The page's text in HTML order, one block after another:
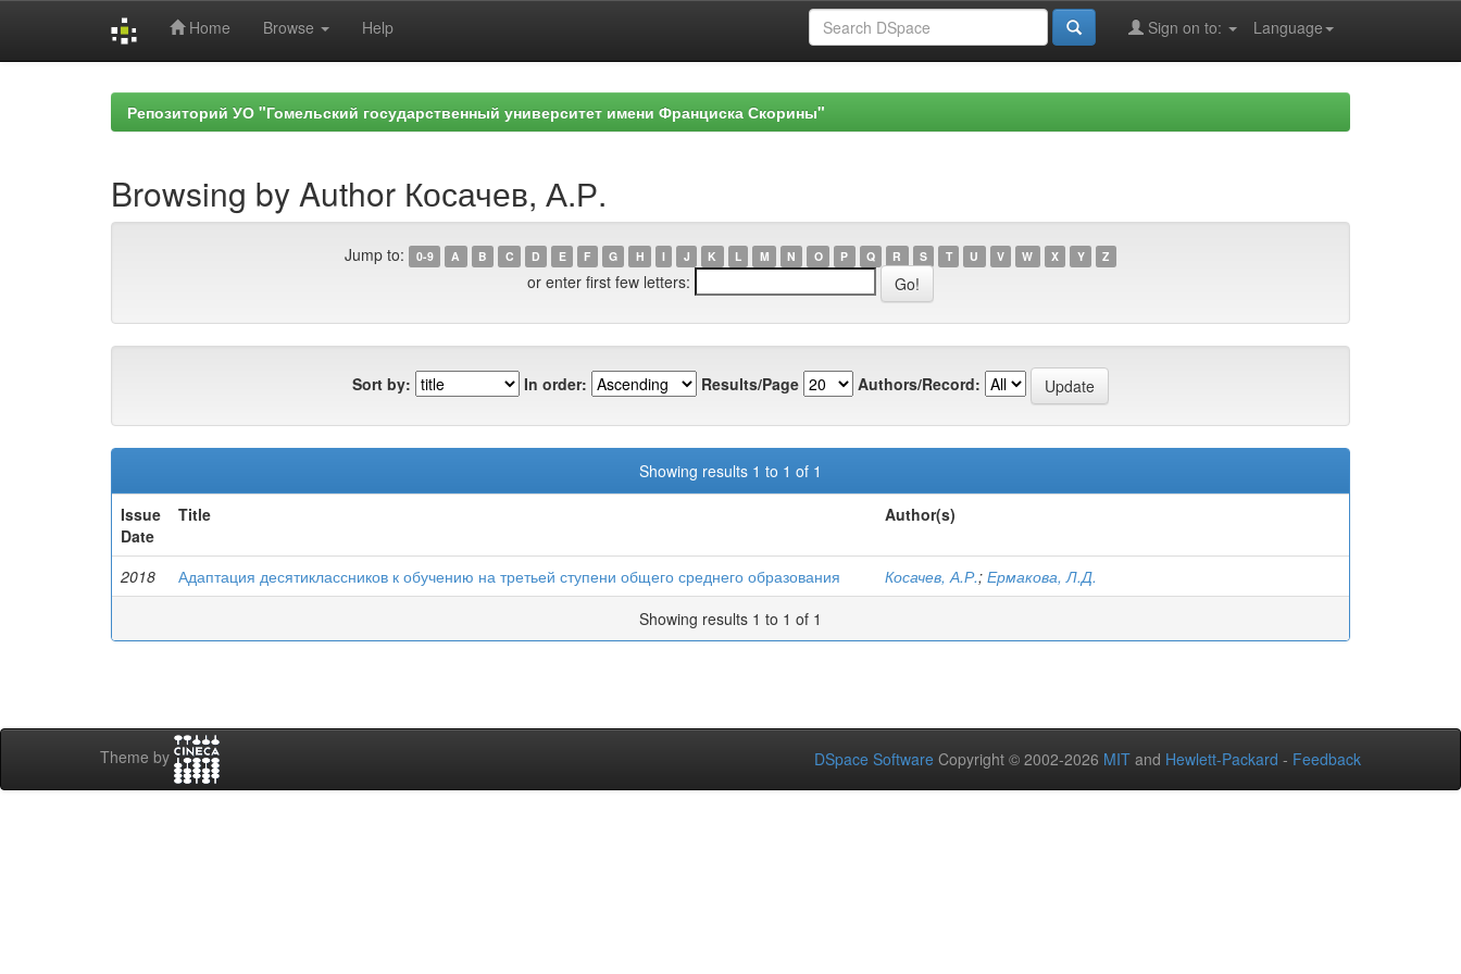
Home Browse Help Language
Sign on to:
Репозиторий УО "Гомельский государственный университет имени Франциска Скорины"
Browsing by Author Косачев, А.Р.
Jump to: 0-9 A B C D E F G H I J K L M N O P Q R S T U V W X Y Z
or enter first few letters:
Sort by: In order: Results/Page Authors/Record:
Showing results 1 to 1 of 1
Issue
Date
Title Author(s)
2018 Адаптация десятиклассников к обучению на третьей ступени общего среднего образования Косачев, А.Р.; Ермакова, Л.Д.
Showing results 1 to 1 of 1
Theme by DSpace Software Copyright © 2002-2026 MIT and Hewlett-Packard - Feedback